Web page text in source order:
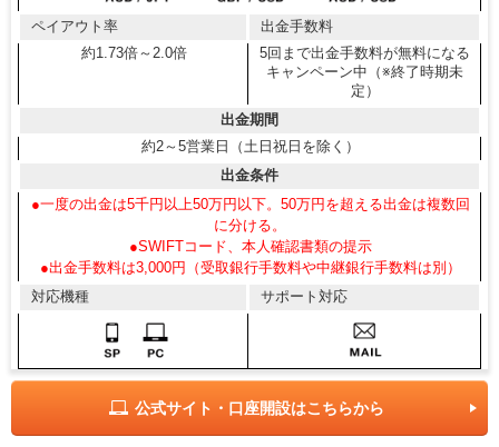
ペイアウト率
出金手数料
約1.73倍～2.0倍
5回まで出金手数料が無料になる
キャンペーン中（※終了時期未
定）
出金期間
約2～5営業日（土日祝日を除く）
出金条件
●一度の出金は5千円以上50万円以下。50万円を超える出金は複数回
に分ける。
●SWIFTコード、本人確認書類の提示
●出金手数料は3,000円（受取銀行手数料や中継銀行手数料は別）
対応機種
サポート対応
公式サイト・口座開設はこちらから